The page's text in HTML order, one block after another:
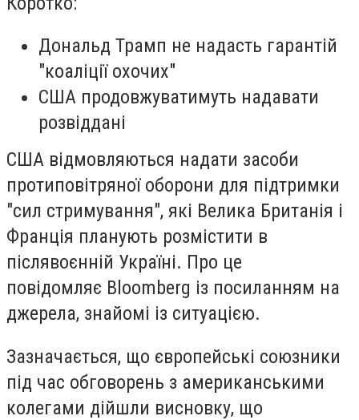
Дональд Трамп не надасть гарантій
"коаліції охочих"
США продовжуватимуть надавати
розвіддані
США відмовляються надати засоби
протиповітряної оборони для підтримки
"сил стримування", які Велика Британія і
Франція планують розмістити в
післявоєнній Україні. Про це
повідомляє Bloomberg із посиланням на
джерела, знайомі із ситуацією.
Зазначається, що європейські союзники
під час обговорень з американськими
колегами дійшли висновку, що